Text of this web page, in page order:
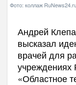
Фото: коллаж
Андрей
высказал
врачей для
учреждениях
«Областное